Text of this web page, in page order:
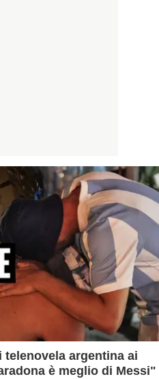
telenovela argentina ai
è meglio di Messi"